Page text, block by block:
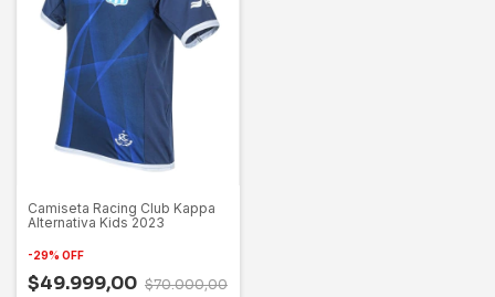
Camiseta Racing Club Kappa
Alternativa Kids 2023
-29% OFF
$49.999,00 $70.000,00